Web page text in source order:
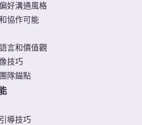
好溝通風格
協作可能
言和價值觀
技巧
隊錨點
導技巧